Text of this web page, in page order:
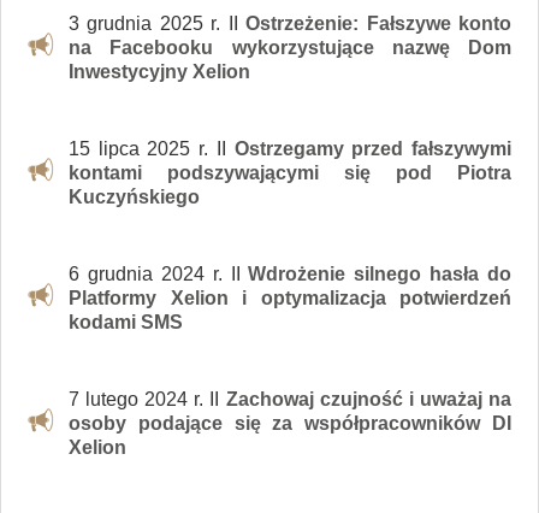
3 grudnia 2025 r. IIOstrzeżenie: Fałszywe konto
na Facebooku wykorzystujące nazwę Dom
Inwestycyjny Xelion
15 lipca 2025 r. II Ostrzegamy przed fałszywymi
kontami podszywającymi się pod Piotra
Kuczyńskiego
6 grudnia 2024 r. IIWdrożenie silnego hasła do
Platformy Xelion i optymalizacja potwierdzeń
kodami SMS
7 lutego 2024 r. II Zachowaj czujność i uważaj na
osoby podające się za współpracowników DI
Xelion